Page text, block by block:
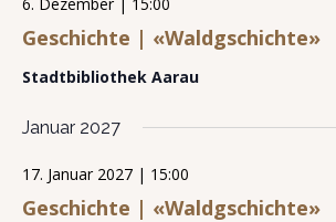
Geschichte | «Waldgschichte»
Stadtbibliothek Aarau
Januar 2027
Geschichte | «Waldgschichte»
17. Januar 2027 | 15:00